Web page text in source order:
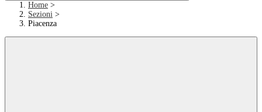
Home >
Sezioni >
Piacenza